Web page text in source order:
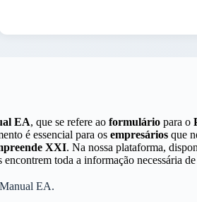
EA, que se refere ao formulário para o
é essencial para os empresários que
XXI. Na nossa plataforma,
toda a informação necessária
EA.